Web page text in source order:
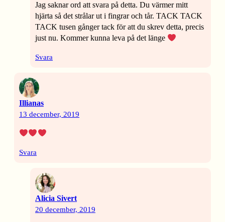
Jag saknar ord att svara på detta. Du värmer mitt
hjärta så det strålar ut i fingrar och tår. TACK TACK
TACK tusen gånger tack för att du skrev detta, precis
just nu. Kommer kunna leva på det länge
Svara
Illianas
13 december, 2019
Svara
Alicia Sivert
20 december, 2019